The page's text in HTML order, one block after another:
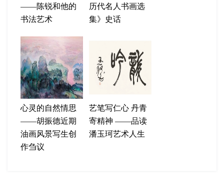
——陈锐和他的
书法艺术
历代名人书画选
集》史话
心灵的自然情思
——胡振德近期
油画风景写生创
作刍议
艺笔写仁心 丹青
寄精神 ——品读
潘玉珂艺术人生